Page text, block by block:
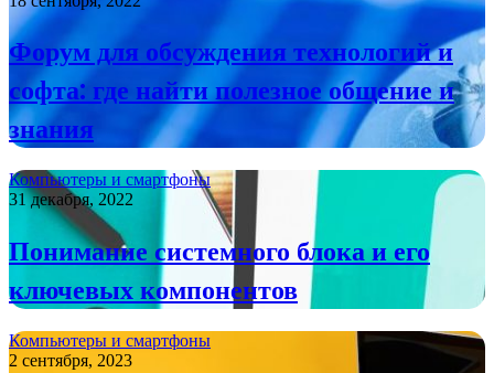
Форум для обсуждения технологий и
софта: где найти полезное общение и
знания
Компьютеры и смартфоны
31 декабря, 2022
Понимание системного блока и его
ключевых компонентов
Компьютеры и смартфоны
2 сентября, 2023